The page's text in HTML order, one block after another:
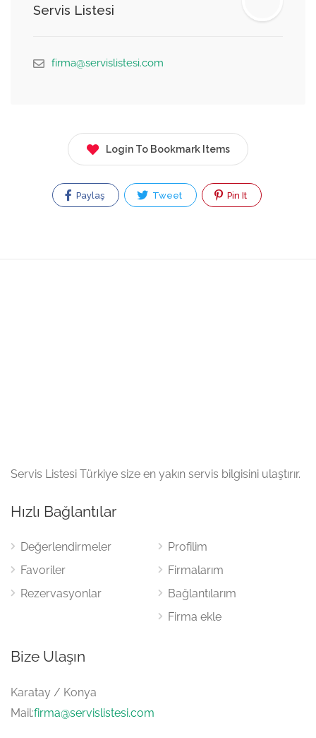
Servis Listesi
firma@servislistesi.com
Login To Bookmark Items
Paylaş Tweet Pin It
Servis Listesi Türkiye size en yakın servis bilgisini ulaştırır.
Hızlı Bağlantılar
Değerlendirmeler
Favoriler
Rezervasyonlar
Profilim
Firmalarım
Bağlantılarım
Firma ekle
Bize Ulaşın
Karatay / Konya
Mail:firma@servislistesi.com